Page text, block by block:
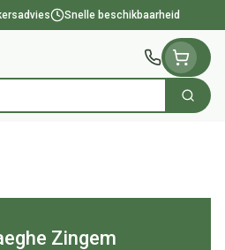
Snelle beschikbaarheid
Zoek
Zingem